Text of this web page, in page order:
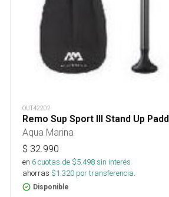
OUT42202
Remo Sup Sport III Stand Up
Aqua Marina
$ 32.990
en 6cuotas de $5.498sin interés
ahorras $1.320por transferencia.
Disponible